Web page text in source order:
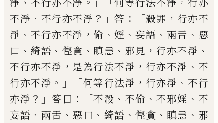
淨 不行亦不淨 何等行法不淨
行亦
不淨 、 不行亦不淨 ？」答 ：「殺罪 ， 行亦不
淨 、不行亦不淨 ，偷 、婬 、妄語 、 兩舌 、 惡
口 、綺語 、 慳貪 、 瞋恚 、 邪見 ，行亦不淨 、
不行亦不淨 ， 是為行法不淨 ， 行亦不淨 、 不
行亦不淨 。」「何等行法淨 ， 行亦淨 、不行
亦淨 ？」答曰 ：「不殺 、 不偷 、不邪婬 、 不
妄語 、 兩舌 、 惡口 、 綺語 、慳貪 、 瞋恚 、 邪